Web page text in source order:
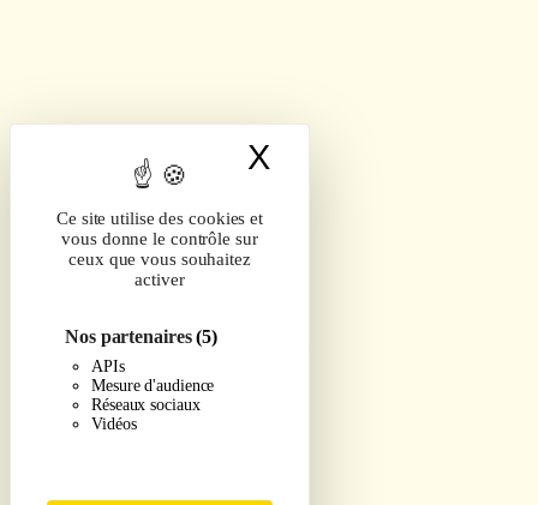
Ce site utilise des cookies et
vous donne le contrôle sur
ceux que vous souhaitez
activer
Nos partenaires(5)
APIs
Mesure d'audience
Réseaux sociaux
Vidéos
X